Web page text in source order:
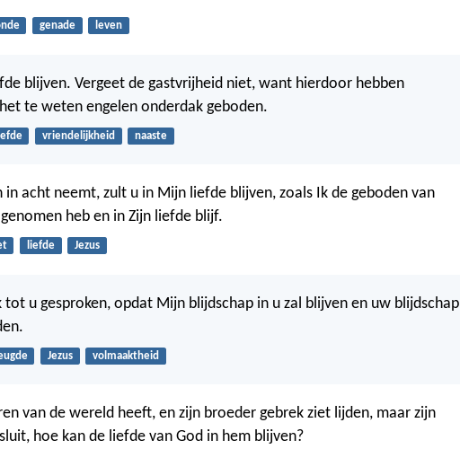
genade leven
blijven. Vergeet de gastvrijheid niet, want hierdoor hebben
te weten engelen onderdak geboden.
vriendelijkheid naaste
in acht neemt, zult u in Mijn liefde blijven, zoals Ik de geboden van
heb en in Zijn liefde blijf.
liefde Jezus
tot u gesproken, opdat Mijn blijdschap in u zal blijven en uw blijdschap
Jezus volmaaktheid
van de wereld heeft, en zijn broeder gebrek ziet lijden, maar zijn
hoe kan de liefde van God in hem blijven?